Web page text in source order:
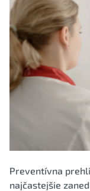
Preventívna
najčastejšie